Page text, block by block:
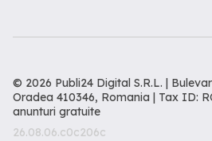
© 2026 Publi24 Digital S.R.L. |
Oradea 410346, Romania | Tax ID:
anunturi gratuite
26.08.06.c0c206c